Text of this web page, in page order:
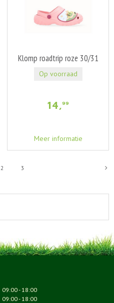
Klomp roadtrip roze 30/31
14,99
Meer informatie
Op voorraad
2 3
09:00 - 18:00
09:00 - 18:00